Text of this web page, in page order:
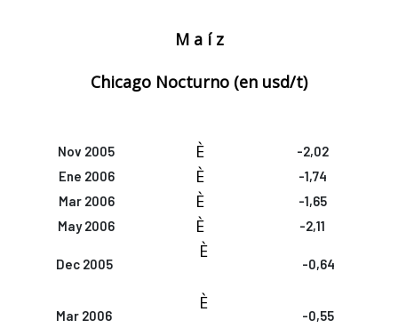
M a í z
Chicago Nocturno (en usd/t)
Nov 2005 È
-2,02
Ene 2006
È
-1,74
Mar 2006
È
-1,65
May 2006
È -2,11
Dec 2005
È
-0,64
Mar 2006
È
-0,55